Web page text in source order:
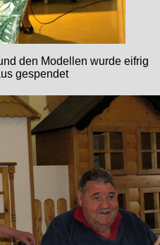
den Modellen wurde eifrig
gespendet